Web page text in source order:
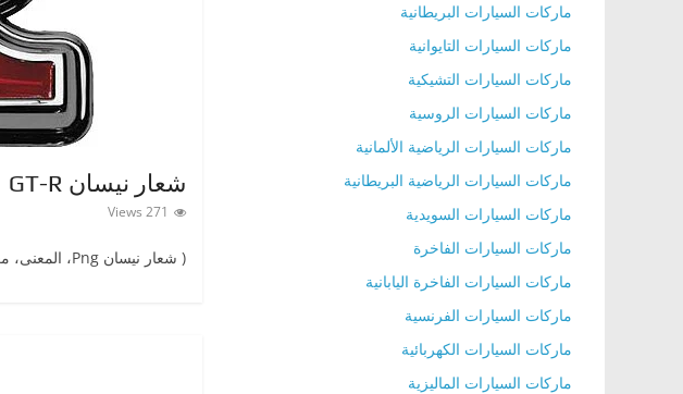
شعار نيسان GT-R
271 Views
( شعار نيسانPng ‎، المعنى، معلومات عن Nissan GT-R) معلومات
ماركات السيارات البريطانية
ماركات السيارات التايوانية
ماركات السيارات التشيكية
ماركات السيارات الروسية
ماركات السيارات الرياضية الألمانية
ماركات السيارات الرياضية البريطانية
ماركات السيارات السويدية
ماركات السيارات الفاخرة
ماركات السيارات الفاخرة اليابانية
ماركات السيارات الفرنسية
ماركات السيارات الكهربائية
ماركات السيارات الماليزية